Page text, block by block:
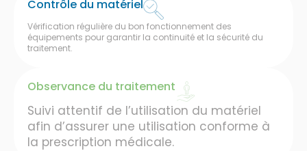
Contrôle du matériel
Vérification régulière du bon fonctionnement des
équipements pour garantir la continuité et la sécurité du
traitement.
Observance du traitement
Suivi attentif de l’utilisation du matériel
afin d’assurer une utilisation conforme à
la prescription médicale.